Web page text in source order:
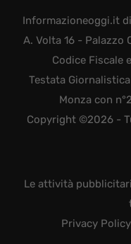
Informazioneoggi.it
A. Volta 16 - Palazzo
Codice Fiscale
Testata
Monza con
Copyright ©2026 -
Le attività
Privacy Policy